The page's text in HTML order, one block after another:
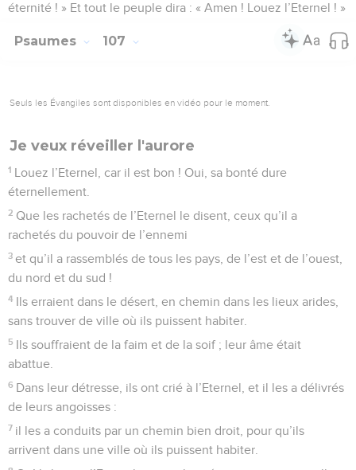
éternité ! » Et tout le peuple dira : « Amen ! Louez l’Eternel ! »
Psaumes 107
Seuls les Évangiles sont disponibles en vidéo pour le moment.
Je veux réveiller l'aurore
1 Louez l’Eternel, car il est bon ! Oui, sa bonté dure
éternellement.
2 Que les rachetés de l’Eternel le disent, ceux qu’il a
rachetés du pouvoir de l’ennemi
3 et qu’il a rassemblés de tous les pays, de l’est et de l’ouest,
du nord et du sud !
4 Ils erraient dans le désert, en chemin dans les lieux arides,
sans trouver de ville où ils puissent habiter.
5 Ils souffraient de la faim et de la soif ; leur âme était
abattue.
6 Dans leur détresse, ils ont crié à l’Eternel, et il les a délivrés
de leurs angoisses :
7 il les a conduits par un chemin bien droit, pour qu’ils
arrivent dans une ville où ils puissent habiter.